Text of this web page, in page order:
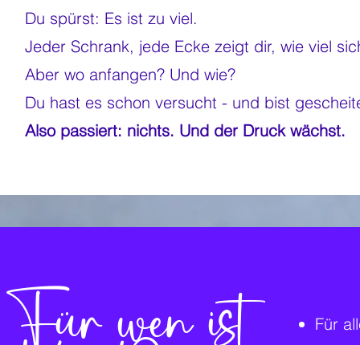
Du spürst: Es ist zu viel.
Jeder Schrank, jede Ecke zeigt dir, wie viel
Aber wo anfangen? Und wie?
Du hast es schon versucht - und bist
Also passiert: nichts. Und der Druck wächst.
Für wen ist
Für